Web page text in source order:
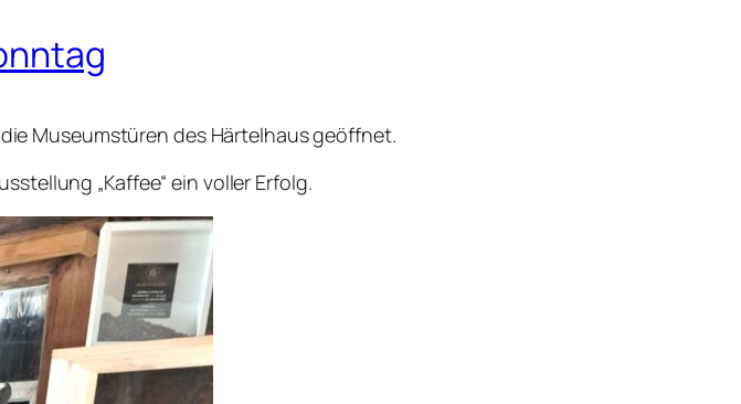
Museumstüren des Härtelhaus geöffnet.
„Kaffee“ ein voller Erfolg.